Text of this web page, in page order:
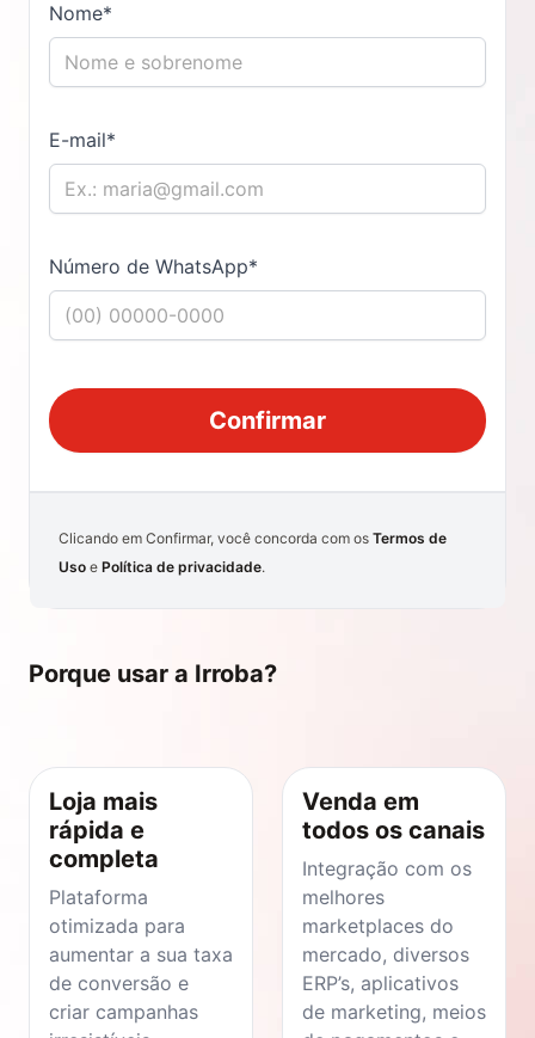
Nome*
E-mail*
Número de WhatsApp*
Confirmar
Clicando em Confirmar, você concorda com os Termos de
Uso e Política de privacidade.
Porque usar a Irroba?
Loja mais
rápida e
completa
Plataforma
otimizada para
aumentar a sua taxa
de conversão e
criar campanhas
Venda em
todos os canais
Integração com os
melhores
marketplaces do
mercado, diversos
ERP’s, aplicativos
de marketing, meios